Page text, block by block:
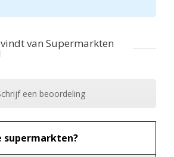
van Supermarkten
een beoordeling
supermarkten?